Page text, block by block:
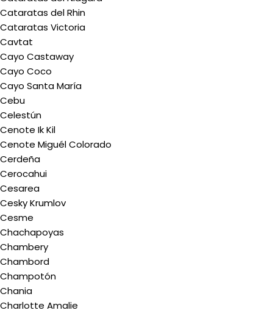
Cataratas del Rhin
Cataratas Victoria
Cavtat
Cayo Castaway
Cayo Coco
Cayo Santa María
Cebu
Celestún
Cenote Ik Kil
Cenote Miguél Colorado
Cerdeña
Cerocahui
Cesarea
Cesky Krumlov
Cesme
Chachapoyas
Chambery
Chambord
Champotón
Chania
Charlotte Amalie